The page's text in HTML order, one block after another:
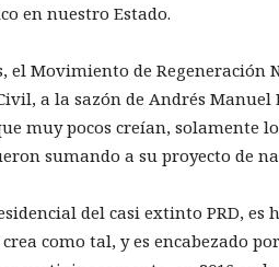
en nuestro Estado.
el Movimiento de Regeneración
a la sazón de Andrés Manuel
muy pocos creían, solamente
sumando a su proyecto de
del casi extinto PRD, es
como tal, y es encabezado